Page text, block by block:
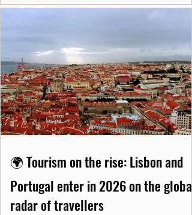
🌍 Tourism on the rise: Lisbon and
Portugal enter in 2026 on the global
radar of travellers